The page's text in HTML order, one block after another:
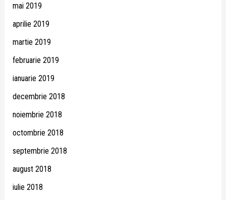
mai 2019
aprilie 2019
martie 2019
februarie 2019
ianuarie 2019
decembrie 2018
noiembrie 2018
octombrie 2018
septembrie 2018
august 2018
iulie 2018